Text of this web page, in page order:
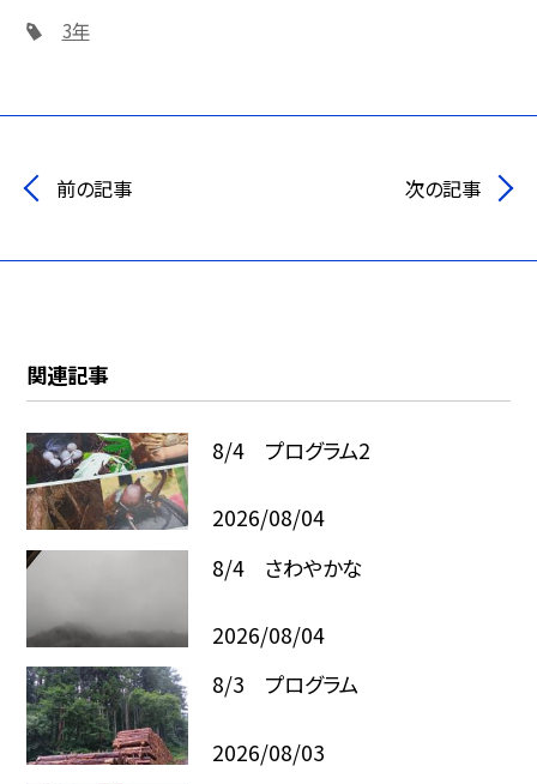
3年
前の記事 次の記事
関連記事
8/4 プログラム2
2026/08/04
8/4 さわやかな
2026/08/04
8/3 プログラム
2026/08/03